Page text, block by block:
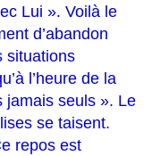
Lui ». Voilà le
d’abandon
situations
l’heure de la
jamais seuls ». Le
se taisent.
repos est